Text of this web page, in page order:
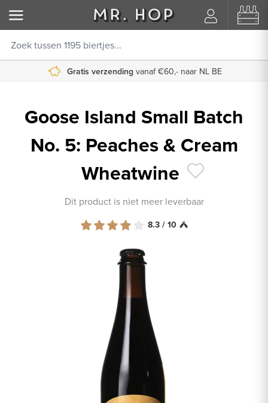
Gratis verzending vanaf €60,- naar NL BE
Goose Island Small Batch
No. 5: Peaches & Cream
Wheatwine
Dit product is niet meer leverbaar
8.3 / 10